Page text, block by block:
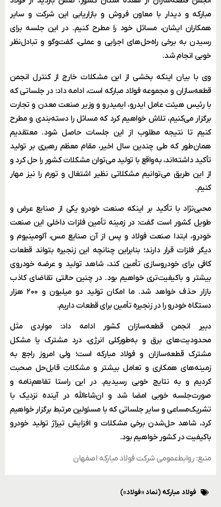
مبارکه و دیدار با معاون فروش و بازاریابی این شرکت و سایر
همکاران ایشان، مسائل خود را مطرح کنیم. در این جلسه برای
رسیدن به برخی راه‌حل‌های اجرایی و عملی، گفت‌وگو و تبادل‌نظر
خوبی انجام شد.
وی با بیان اینکه بخشی از این مشکلات خارج از کنترل انجمن
قطعه‌سازان و مجموعه فولاد مبارکه است، ادامه داد: در جلساتی که
با رئیس هیئت عامل ایدرو، ایمیدرو و وزیر صنعت معدن و تجارت
برگزار می‌کنیم، تلاش خواهیم کرد که مسائل را دسته‌بندی و مطرح
کنیم تا نتیجه مطلوب از این جلسات حاصل شود. معتقدیم
همان‌طور که طی چندین سال اخیر، مقام معظم رهبری بر تولید
تأکید داشته‌اند، به‌واقع با تولید می‌توان مشکلات کشور را حل کرد و
از این طریق می‌توانیم مشکلاتی نظیر اشتغال و تورم را نیز مهار
کنیم.
محبی‌نژاد با تأکید بر اینکه صنعت خودرو یکی از صنایع عرض و
طویل کشور است گفت: در زمینه تأمین فلزات داخلی این صنعت
خودرو، ابتدا صنعت فولاد و پس از آن صنایع مس، آلومینیوم و
دیگر فلزات قرار دارند؛ بنابراین چنانچه این زنجیره بتواند قطعات
کافی برای خودروسازی تأمین کند، شاهد تولید و عرضه خودروی
بیشتر و باکیفیت‌تری خواهیم بود. در چنین حالتی تقاضای کاذب
بازار حذف خواهد شد. ما امکان تولید دو میلیون و ۲۰۰ هزار
دستگاه خودرو را در زنجیره تأمین برای قطعات داریم.
دبیر انجمن قطعه‌سازان کشور ادامه داد: مواردی مثل
محدودیت‌های برق و به‌طورکلی انرژی، درد مشترک یا مشکل
مشترک قطعه‌سازان و فولاد مبارکه است؛ ولی امروز راجع به
زمینه‌های همکاری و تعامل بیشتر و مشکلاتِ قابل‌حل صحبت
کردیم و به نتایج خوبی رسیدیم. در این راستا تفاهم‌نامه و
صورت‌جلسه خوبی امضا شد و ان‌شاءالله در آینده نزدیک با
تشریک‌مساعی و سایر جلساتی که با مسئولین مرتبط برگزار خواهیم
کرد، شاهد حل‌شدن برخی مشکلات و افزایش تیراژ تولید خودرو
باکیفیت در کشور خواهیم بود.
منبع: روابط‌عمومی شرکت فولاد مبارکه اصفهان
فولاد مبارکه (نماد «فولاد»)